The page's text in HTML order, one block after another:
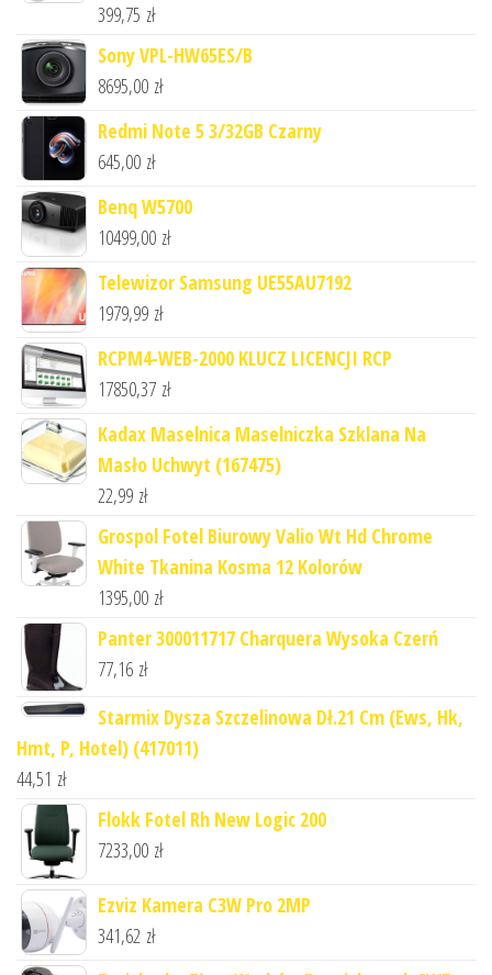
399,75 zł
Sony VPL-HW65ES/B
8695,00 zł
Redmi Note 5 3/32GB Czarny
645,00 zł
Benq W5700
10499,00 zł
Telewizor Samsung UE55AU7192
1979,99 zł
RCPM4-WEB-2000 KLUCZ LICENCJI RCP
17850,37 zł
Kadax Maselnica Maselniczka Szklana Na
Masło Uchwyt (167475)
22,99 zł
Grospol Fotel Biurowy Valio Wt Hd Chrome
White Tkanina Kosma 12 Kolorów
1395,00 zł
Panter 300011717 Charquera Wysoka Czerń
77,16 zł
Starmix Dysza Szczelinowa Dł.21 Cm (Ews, Hk,
Hmt, P, Hotel) (417011)
44,51 zł
Flokk Fotel Rh New Logic 200
7233,00 zł
Ezviz Kamera C3W Pro 2MP
341,62 zł